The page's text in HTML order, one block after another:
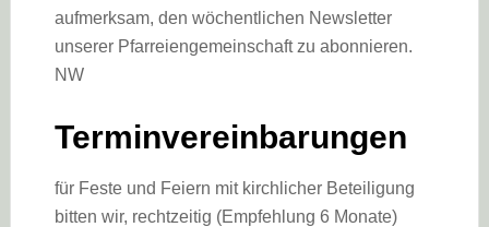
aufmerksam, den wöchentlichen Newsletter
unserer Pfarreiengemeinschaft zu abonnieren.
NW
Terminvereinbarungen
für Feste und Feiern mit kirchlicher Beteiligung
bitten wir, rechtzeitig (Empfehlung 6 Monate)